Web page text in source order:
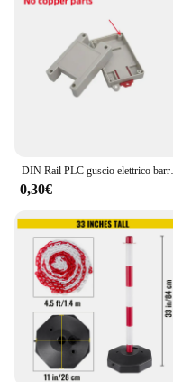
Usage and Purpose:
and prevent accidents
Typical Adaptive
industrial settings
Shape or Size or
to fit specific needs
**Unmatched
The barriere
the fusion of
settings. Crafted
these safety barriers
rigors of heavy-duty
reliable component
robust construction
barrier against
wear and tear,
0,30€